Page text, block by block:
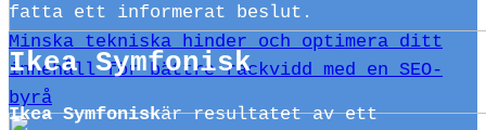
Minska tekniska hinder och optimera ditt
innehåll för bättre räckvidd med en SEO-
byrå
fatta ett informerat beslut.
Ikea Symfonisk
Ikea Symfoniskär resultatet av ett